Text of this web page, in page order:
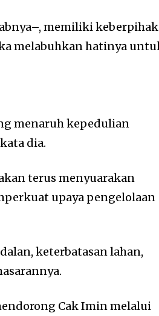
memiliki
melabuhkan hatinya
menaruh kepedulian
dia.
terus menyuarakan
upaya pengelolaan
keterbatasan lahan,
Cak Imin melalui